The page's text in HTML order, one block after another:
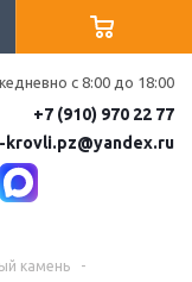
с 8:00 до 18:00
+7 (910) 970 22 77
krovli.pz@yandex.ru
камень
-